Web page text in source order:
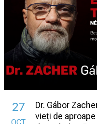
27
Dr. Gábor
vieți de